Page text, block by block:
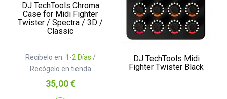
DJ TechTools Chroma
Case for Midi Fighter
Twister / Spectra / 3D /
Classic
Recíbelo en: 1-2 Días /
Recógelo en tienda
Precio
35,00 €
DJ TechTools Midi
Fighter Twister Black